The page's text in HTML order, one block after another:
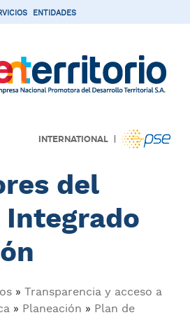
ENTIDADES
INTERNATIONAL |
del
Transparencia y acceso a
Planeación
Plan de